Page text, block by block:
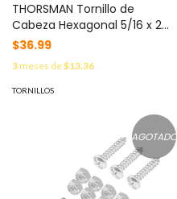
THORSMAN Tornillo de
Cabeza Hexagonal 5/16 x 2
Pulgadas, Pieza Individual,
(1394-00001) TH-TCH5/16X2
$36.99
3meses de$13.36
TORNILLOS
AGOTADO